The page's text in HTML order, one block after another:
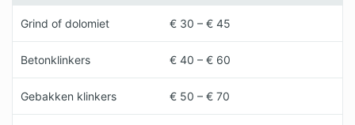
Grind of dolomiet € 30 – € 45
Betonklinkers € 40 – € 60
Gebakken klinkers € 50 – € 70